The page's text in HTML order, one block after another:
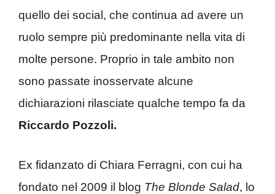
quello dei social, che continua ad avere un
ruolo sempre più predominante nella vita di
molte persone. Proprio in tale ambito non
sono passate inosservate alcune
dichiarazioni rilasciate qualche tempo fa da
Riccardo Pozzoli.
Ex fidanzato di Chiara Ferragni, con cui ha
fondato nel 2009 il blog The Blonde Salad, lo